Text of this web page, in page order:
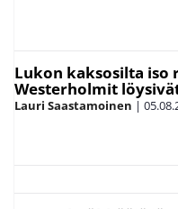
Lukon kaksosilta iso
Westerholmit
Lauri Saastamoinen |